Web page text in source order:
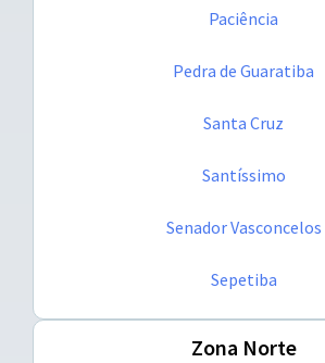
Paciência
Pedra de Guaratiba
Santa Cruz
Santíssimo
Senador Vasconcelos
Sepetiba
Zona Norte